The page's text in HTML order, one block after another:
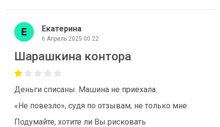
Екатерина
6 Апрель 2025 00:22
Шарашкина контора
Деньги списаны. Машина не приехала.
«Не повезло», судя по отзывам, не только мне
Подумайте, хотите ли Вы рисковать